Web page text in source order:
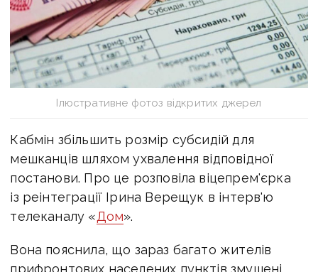
Ілюстративне фотоз відкритих джерел
Кабмін збільшить розмір субсидій для
мешканців шляхом ухвалення відповідної
постанови. Про це розповіла віцепрем'єрка
із реінтеграції Ірина Верещук в інтерв'ю
телеканалу «Дом».
Вона пояснила, що зараз багато жителів
прифронтових населених пунктів змушені